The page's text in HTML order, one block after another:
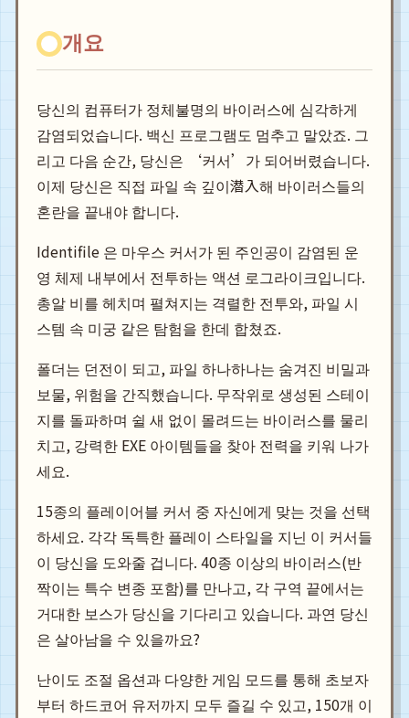
개요
당신의 컴퓨터가 정체불명의 바이러스에 심각하게
감염되었습니다. 백신 프로그램도 멈추고 말았죠. 그
리고 다음 순간, 당신은 ‘커서’가 되어버렸습니다.
이제 당신은 직접 파일 속 깊이潜入해 바이러스들의
혼란을 끝내야 합니다.
Identifile 은 마우스 커서가 된 주인공이 감염된 운
영 체제 내부에서 전투하는 액션 로그라이크입니다.
총알 비를 헤치며 펼쳐지는 격렬한 전투와, 파일 시
스템 속 미궁 같은 탐험을 한데 합쳤죠.
폴더는 던전이 되고, 파일 하나하나는 숨겨진 비밀과
보물, 위험을 간직했습니다. 무작위로 생성된 스테이
지를 돌파하며 쉴 새 없이 몰려드는 바이러스를 물리
치고, 강력한 EXE 아이템들을 찾아 전력을 키워 나가
세요.
15종의 플레이어블 커서 중 자신에게 맞는 것을 선택
하세요. 각각 독특한 플레이 스타일을 지닌 이 커서들
이 당신을 도와줄 겁니다. 40종 이상의 바이러스(반
짝이는 특수 변종 포함)를 만나고, 각 구역 끝에서는
거대한 보스가 당신을 기다리고 있습니다. 과연 당신
은 살아남을 수 있을까요?
난이도 조절 옵션과 다양한 게임 모드를 통해 초보자
부터 하드코어 유저까지 모두 즐길 수 있고, 150개 이